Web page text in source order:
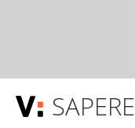
SAPERE